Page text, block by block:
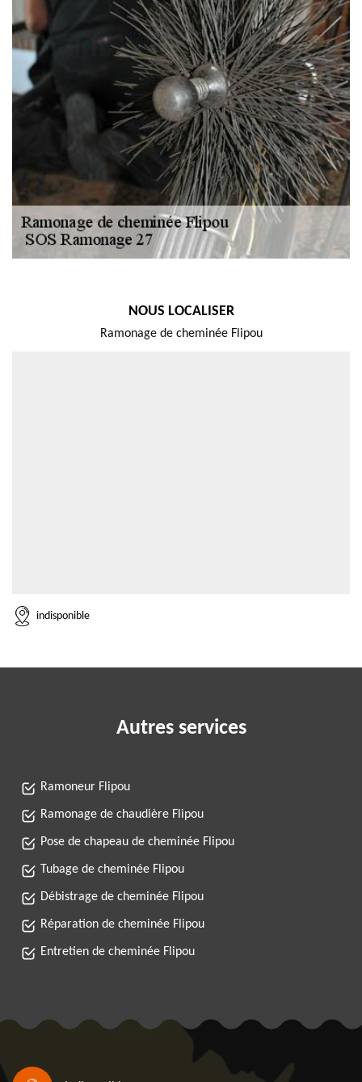
NOUS LOCALISER
Ramonage de cheminée Flipou
indisponible
Autres services
Ramoneur Flipou
Ramonage de chaudière Flipou
Pose de chapeau de cheminée Flipou
Tubage de cheminée Flipou
Débistrage de cheminée Flipou
Réparation de cheminée Flipou
Entretien de cheminée Flipou